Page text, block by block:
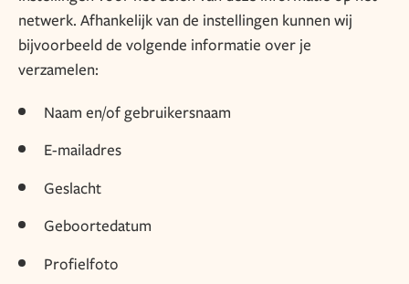
netwerk. Afhankelijk van de instellingen kunnen wij
bijvoorbeeld de volgende informatie over je
verzamelen:
Naam en/of gebruikersnaam
E-mailadres
Geslacht
Geboortedatum
Profielfoto